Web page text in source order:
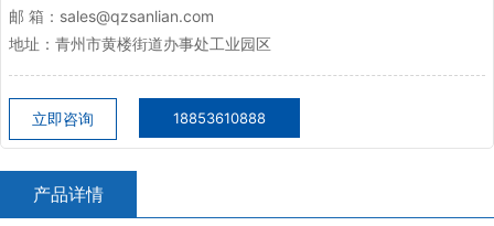
邮 箱：sales@qzsanlian.com
地址：青州市黄楼街道办事处工业园区
立即咨询 18853610888
产品详情